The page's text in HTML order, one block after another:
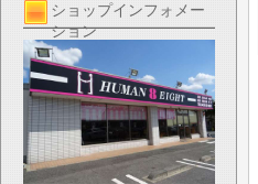
ショップインフォメー
ション